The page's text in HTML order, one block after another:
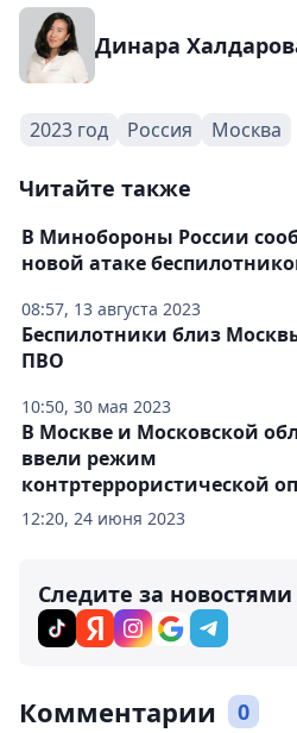
Динара
2023 год Россия Москва
Читайте также
08:57, 13 августа 2023
В Минобороны России
новой атаке
10:50, 30 мая 2023
Беспилотники близ
ПВО
12:20, 24 июня 2023
В Москве и Московской
ввели режим
контртеррористической
Следите за
Комментарии 0